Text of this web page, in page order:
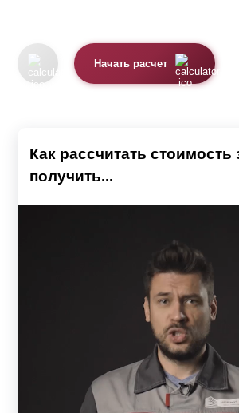
Начать расчет
Как рассчитать стоимость
получить...